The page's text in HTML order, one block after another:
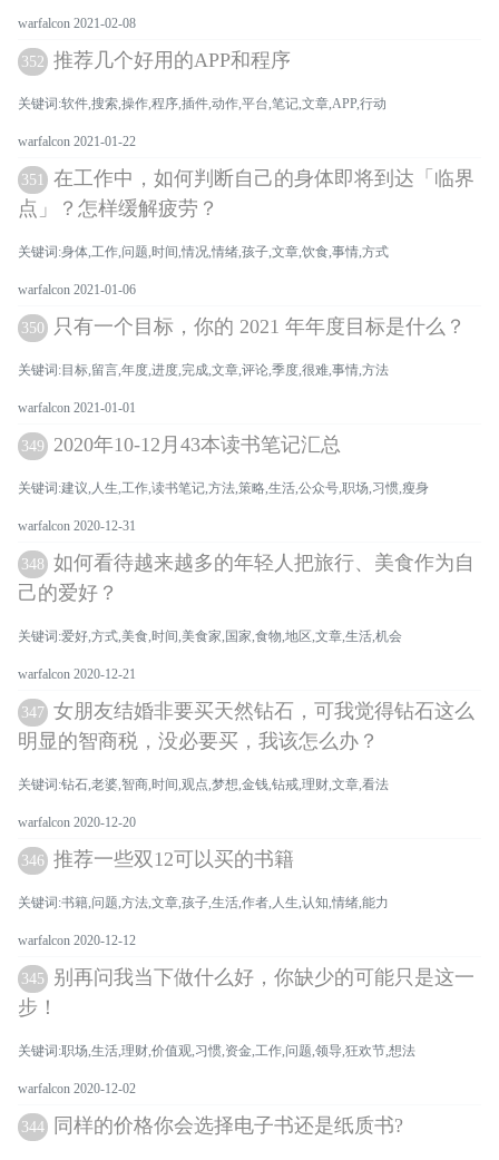
warfalcon 2021-02-08
352 推荐几个好用的APP和程序
关键词:软件,搜索,操作,程序,插件,动作,平台,笔记,文章,APP,行动
warfalcon 2021-01-22
351
在工作中，如何判断自己的身体即将到达「临界
点」？怎样缓解疲劳？
关键词:身体,工作,问题,时间,情况,情绪,孩子,文章,饮食,事情,方式
warfalcon 2021-01-06
350 只有一个目标，你的 2021 年年度目标是什么？
关键词:目标,留言,年度,进度,完成,文章,评论,季度,很难,事情,方法
warfalcon 2021-01-01
349 2020年10-12月43本读书笔记汇总
关键词:建议,人生,工作,读书笔记,方法,策略,生活,公众号,职场,习惯,瘦身
warfalcon 2020-12-31
348 如何看待越来越多的年轻人把旅行、美食作为自
己的爱好？
关键词:爱好,方式,美食,时间,美食家,国家,食物,地区,文章,生活,机会
warfalcon 2020-12-21
347 女朋友结婚非要买天然钻石，可我觉得钻石这么
明显的智商税，没必要买，我该怎么办？
关键词:钻石,老婆,智商,时间,观点,梦想,金钱,钻戒,理财,文章,看法
warfalcon 2020-12-20
346 推荐一些双12可以买的书籍
关键词:书籍,问题,方法,文章,孩子,生活,作者,人生,认知,情绪,能力
warfalcon 2020-12-12
345
别再问我当下做什么好，你缺少的可能只是这一
步！
关键词:职场,生活,理财,价值观,习惯,资金,工作,问题,领导,狂欢节,想法
warfalcon 2020-12-02
344 同样的价格你会选择电子书还是纸质书?